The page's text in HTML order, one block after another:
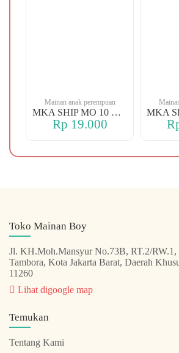
Mainan anak perempuan
MKA SHIP MO 10 CHERRY
Rp 19.000
Toko Mainan Boy
Jl. KH.Moh.Mansyur No.73B, RT.2/RW.1,
Tambora, Kota Jakarta Barat, Daerah
11260
Lihat digoogle map
Temukan
Tentang Kami